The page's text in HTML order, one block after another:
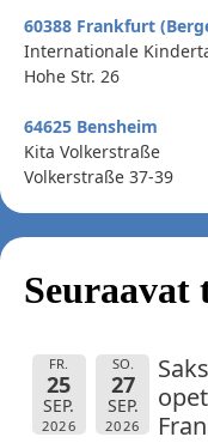
60388 Frankfurt
Internationale
Hohe Str. 26
64625 Bensheim
Kita Volkerstraße
Volkerstraße 37-39
Seuraavat
FR.
25
SEP.
2026
SO.
27
SEP.
2026